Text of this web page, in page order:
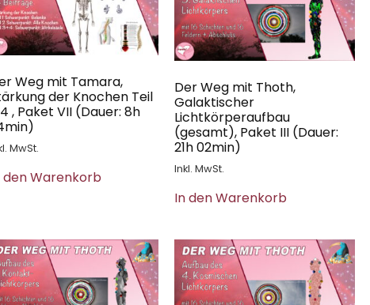
Weg mit Tamara,
der Knochen Teil
, Paket VII (Dauer: 8h
MwSt.
den Warenkorb
Der Weg mit Thoth,
Galaktischer
Lichtkörperaufbau
(gesamt), Paket III (Dauer:
21h 02min)
Inkl. MwSt.
In den Warenkorb